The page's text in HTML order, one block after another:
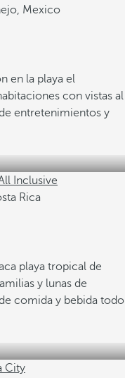
Mexico
en la playa el
con vistas al
entretenimientos y
Inclusive
Rica
playa tropical de
y lunas de
comida y bebida todo
City